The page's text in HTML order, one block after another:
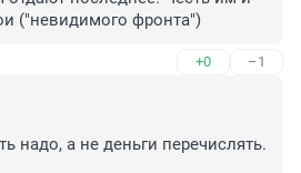
("невидимого фронта")
+0 –1
надо, а не деньги перечислять.